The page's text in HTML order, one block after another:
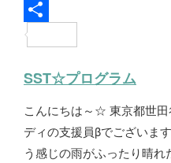
c
e
o
o
k
w
i
t
e
r
L
i
e
SST☆プログラム
こんにちは～☆ 東京都世
ディの支援員βでござい
う感じの雨がふったり晴